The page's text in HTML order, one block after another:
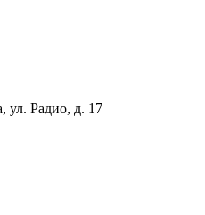
ул. Радио, д. 17